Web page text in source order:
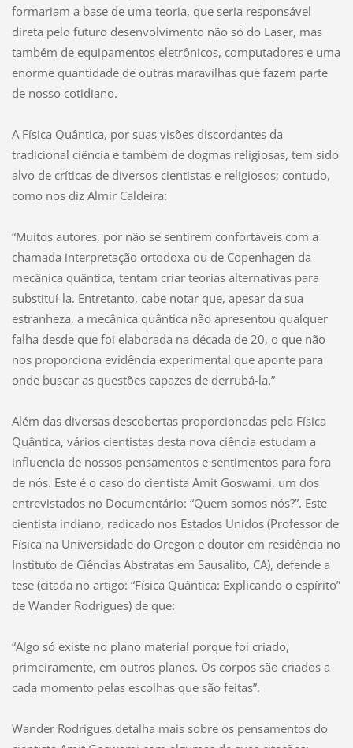
formariam a base de uma teoria, que seria responsável
direta pelo futuro desenvolvimento não só do Laser, mas
também de equipamentos eletrônicos, computadores e uma
enorme quantidade de outras maravilhas que fazem parte
de nosso cotidiano.
A Física Quântica, por suas visões discordantes da
tradicional ciência e também de dogmas religiosas, tem sido
alvo de críticas de diversos cientistas e religiosos; contudo,
como nos diz Almir Caldeira:
“Muitos autores, por não se sentirem confortáveis com a
chamada interpretação ortodoxa ou de Copenhagen da
mecânica quântica, tentam criar teorias alternativas para
substituí-la. Entretanto, cabe notar que, apesar da sua
estranheza, a mecânica quântica não apresentou qualquer
falha desde que foi elaborada na década de 20, o que não
nos proporciona evidência experimental que aponte para
onde buscar as questões capazes de derrubá-la.”
Além das diversas descobertas proporcionadas pela Física
Quântica, vários cientistas desta nova ciência estudam a
influencia de nossos pensamentos e sentimentos para fora
de nós. Este é o caso do cientista Amit Goswami, um dos
entrevistados no Documentário: “Quem somos nós?”. Este
cientista indiano, radicado nos Estados Unidos (Professor de
Física na Universidade do Oregon e doutor em residência no
Instituto de Ciências Abstratas em Sausalito, CA), defende a
tese (citada no artigo: “Física Quântica: Explicando o espírito”
de Wander Rodrigues) de que:
“Algo só existe no plano material porque foi criado,
primeiramente, em outros planos. Os corpos são criados a
cada momento pelas escolhas que são feitas”.
Wander Rodrigues detalha mais sobre os pensamentos do